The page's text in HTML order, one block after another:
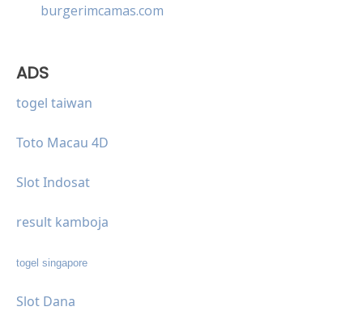
burgerimcamas.com
ADS
togel taiwan
Toto Macau 4D
Slot Indosat
result kamboja
togel singapore
Slot Dana